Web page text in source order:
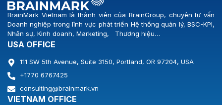
BrainMark Vietnam là thành viên của BrainGroup, chuyên tư vấn
Doanh nghiệp trong lĩnh vực phát triển Hệ thống quản lý, BSC-KPI,
Nhân sự, Kinh doanh, Marketing, Thương hiệu…
USA OFFICE
111 SW 5th Avenue, Suite 3150, Portland, OR 97204, USA
+1770 6767425
consulting@brainmark.vn
VIETNAM OFFICE